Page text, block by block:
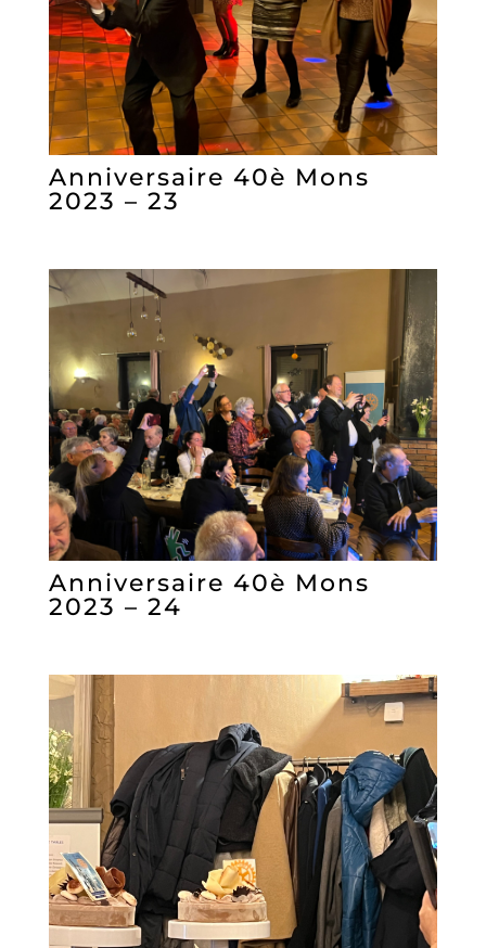
Anniversaire 40è Mons
2023 – 23
Anniversaire 40è Mons
2023 – 24